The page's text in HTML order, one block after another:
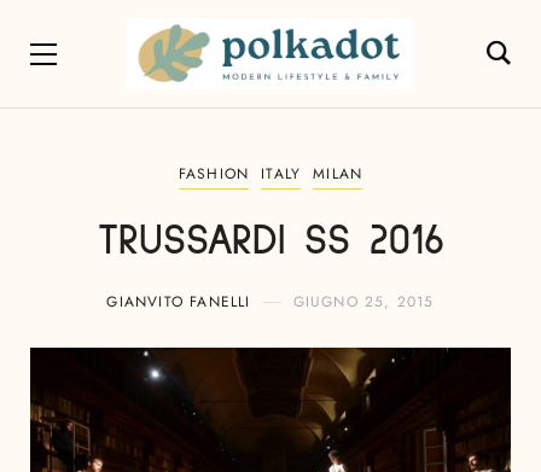
FASHION ITALY MILAN
TRUSSARDI SS 2016
GIANVITO FANELLI GIUGNO 25, 2015